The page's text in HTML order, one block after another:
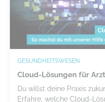
GESUNDHEITSWESEN
Cloud-Lösungen für
Du willst deine Praxis
Erfahre, welche Cloud-